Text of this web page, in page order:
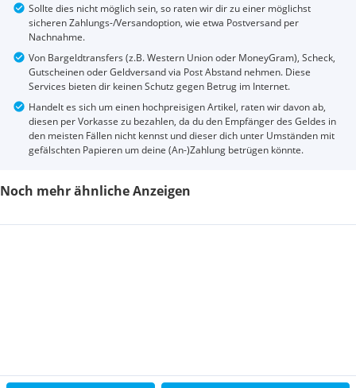
Sollte dies nicht möglich sein, so raten wir dir zu einer möglichst
sicheren Zahlungs-/Versandoption, wie etwa Postversand per
Nachnahme.
Von Bargeldtransfers (z.B. Western Union oder MoneyGram), Scheck,
Gutscheinen oder Geldversand via Post Abstand nehmen. Diese
Services bieten dir keinen Schutz gegen Betrug im Internet.
Handelt es sich um einen hochpreisigen Artikel, raten wir davon ab,
diesen per Vorkasse zu bezahlen, da du den Empfänger des Geldes in
den meisten Fällen nicht kennst und dieser dich unter Umständen mit
gefälschten Papieren um deine (An-)Zahlung betrügen könnte.
Noch mehr ähnliche Anzeigen